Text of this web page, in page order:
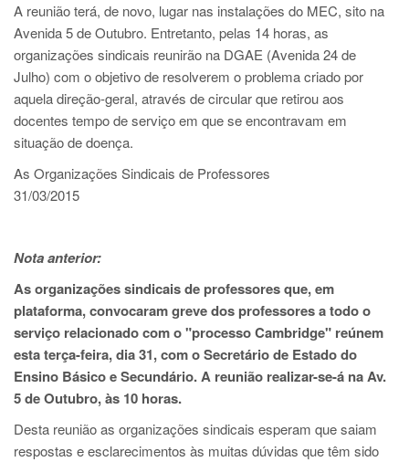
A reunião terá, de novo, lugar nas instalações do MEC, sito na
Avenida 5 de Outubro. Entretanto, pelas 14 horas, as
organizações sindicais reunirão na DGAE (Avenida 24 de
Julho) com o objetivo de resolverem o problema criado por
aquela direção-geral, através de circular que retirou aos
docentes tempo de serviço em que se encontravam em
situação de doença.
As Organizações Sindicais de Professores
31/03/2015
Nota anterior:
As organizações sindicais de professores que, em
plataforma, convocaram greve dos professores a todo o
serviço relacionado com o "processo Cambridge" reúnem
esta terça-feira, dia 31, com o Secretário de Estado do
Ensino Básico e Secundário. A reunião realizar-se-á na Av.
5 de Outubro, às 10 horas.
Desta reunião as organizações sindicais esperam que saiam
respostas e esclarecimentos às muitas dúvidas que têm sido